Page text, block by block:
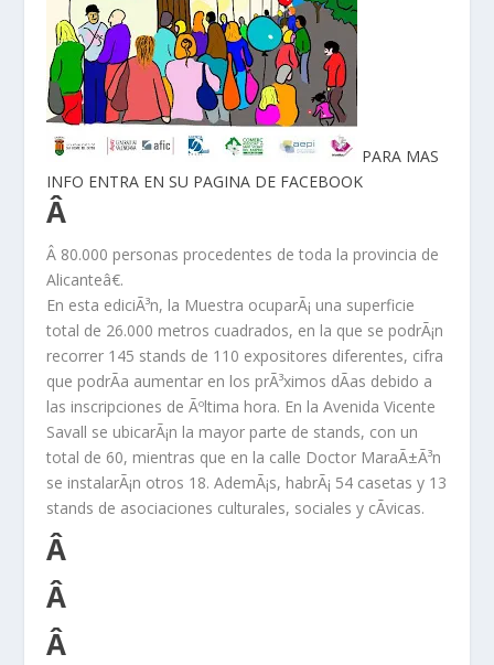
PARA MAS
INFO ENTRA EN SU PAGINA DE FACEBOOK
Â
Â 80.000 personas procedentes de toda la provincia de
Alicanteâ€.
En esta ediciÃ³n, la Muestra ocuparÃ¡ una superficie
total de 26.000 metros cuadrados, en la que se podrÃ¡n
recorrer 145 stands de 110 expositores diferentes, cifra
que podrÃ­a aumentar en los prÃ³ximos dÃ­as debido a
las inscripciones de Ãºltima hora. En la Avenida Vicente
Savall se ubicarÃ¡n la mayor parte de stands, con un
total de 60, mientras que en la calle Doctor MaraÃ±Ã³n
se instalarÃ¡n otros 18. AdemÃ¡s, habrÃ¡ 54 casetas y 13
stands de asociaciones culturales, sociales y cÃ­vicas.
Â
Â
Â